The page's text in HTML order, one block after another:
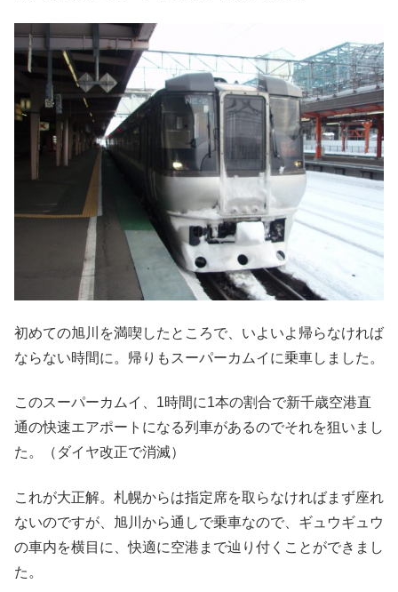
初めての旭川を満喫したところで、いよいよ帰らなければ
ならない時間に。帰りもスーパーカムイに乗車しました。
このスーパーカムイ、1時間に1本の割合で新千歳空港直
通の快速エアポートになる列車があるのでそれを狙いまし
た。（ダイヤ改正で消滅）
これが大正解。札幌からは指定席を取らなければまず座れ
ないのですが、旭川から通しで乗車なので、ギュウギュウ
の車内を横目に、快適に空港まで辿り付くことができまし
た。